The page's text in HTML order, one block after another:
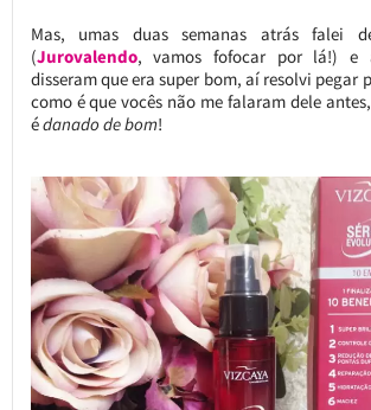
Mas, umas duas semanas atrás falei
(Jurovalendo, vamos fofocar por lá!) e
disseram que era super bom, aí resolvi pegar
como é que vocês não me falaram dele
édanado de bom!